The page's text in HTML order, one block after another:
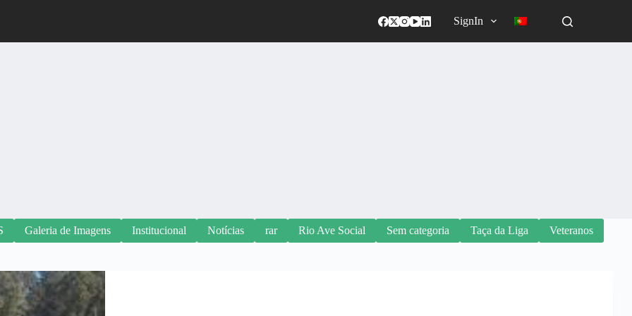
SignIn
Galeria de Imagens Institucional Notícias rar Rio Ave Social Sem categoria Taça da Liga Veteranos